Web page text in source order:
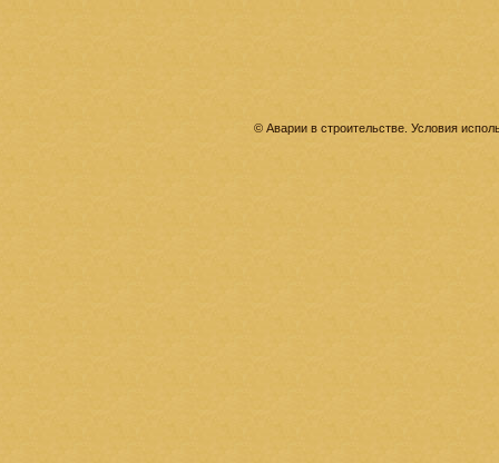
© Аварии в строительстве. Условия